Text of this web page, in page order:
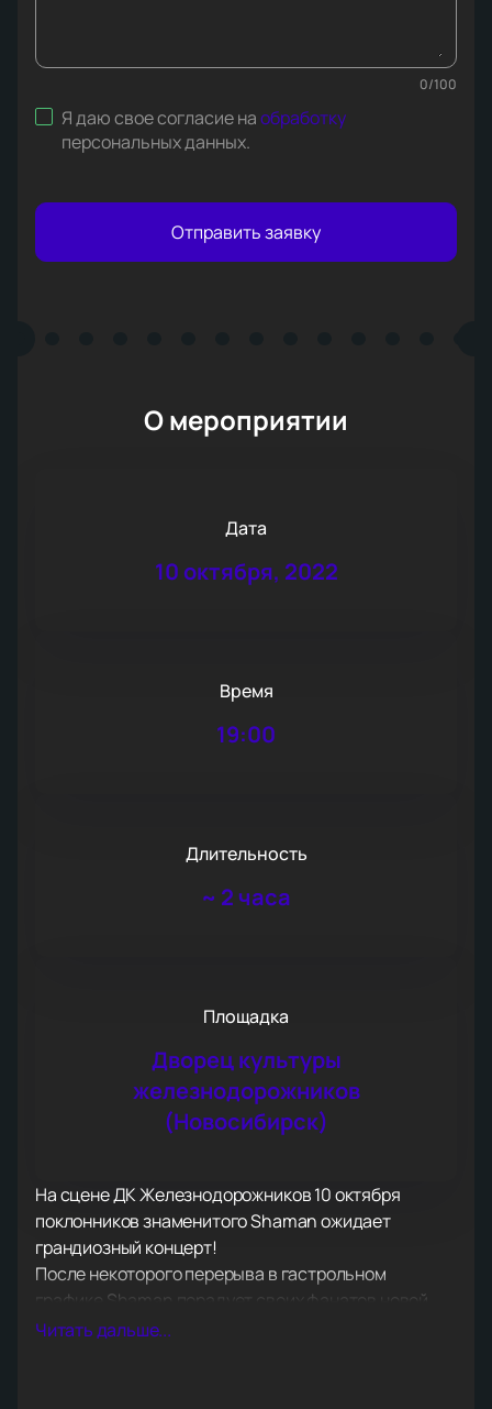
0/100
Я даю свое согласие наобработку
персональных данных.
Отправить заявку
О мероприятии
Дата
10 октября, 2022
Время
19:00
Длительность
~ 2 часа
Площадка
Дворец культуры
железнодорожников
(Новосибирск)
На сцене ДК Железнодорожников 10 октября
поклонников знаменитого Shaman ожидает
грандиозный концерт!
После некоторого перерыва в гастрольном
графике Shaman порадует своих фанатов новой
концертной программой, в которую вошли старые
Читать дальше...